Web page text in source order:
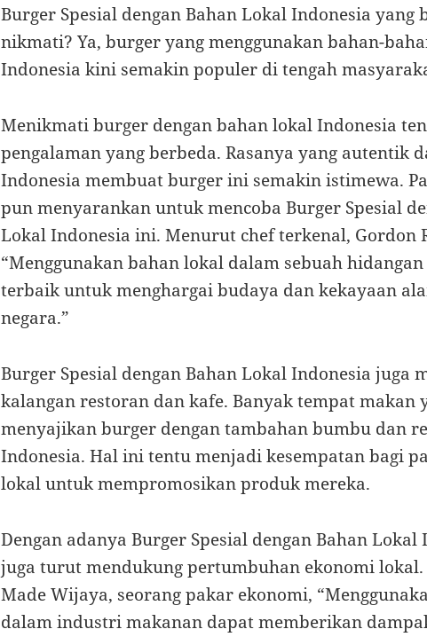
Burger Spesial dengan Bahan Lokal Indonesia yang
nikmati? Ya, burger yang menggunakan bahan-
Indonesia kini semakin populer di tengah
Menikmati burger dengan bahan lokal Indonesia
pengalaman yang berbeda. Rasanya yang autentik
Indonesia membuat burger ini semakin istimewa.
pun menyarankan untuk mencoba Burger Spesial
Lokal Indonesia ini. Menurut chef terkenal, Gordon
“Menggunakan bahan lokal dalam sebuah
terbaik untuk menghargai budaya dan kekayaan
negara.”
Burger Spesial dengan Bahan Lokal Indonesia juga
kalangan restoran dan kafe. Banyak tempat makan
menyajikan burger dengan tambahan bumbu dan
Indonesia. Hal ini tentu menjadi kesempatan bagi
lokal untuk mempromosikan produk mereka.
Dengan adanya Burger Spesial dengan Bahan Lokal
juga turut mendukung pertumbuhan ekonomi
Made Wijaya, seorang pakar ekonomi,
dalam industri makanan dapat memberikan